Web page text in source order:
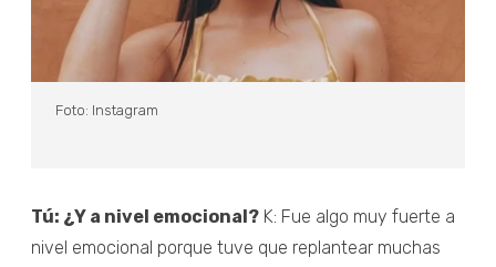
Foto: Instagram
Tú: ¿Y a nivel emocional? K: Fue algo muy fuerte a
nivel emocional porque tuve que replantear muchas